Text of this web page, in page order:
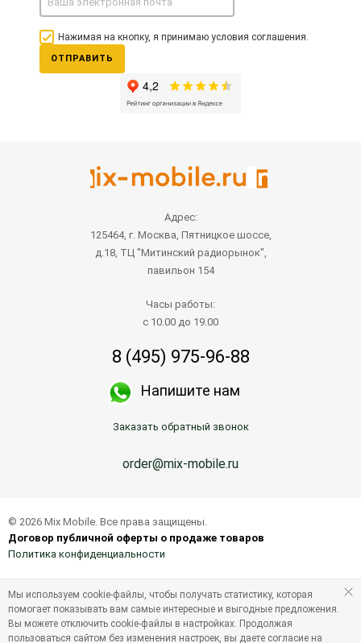
Нажимая на кнопку, я принимаю условия соглашения.
ОТПРАВИТЬ
Адрес:
125464, г. Москва, Пятницкое шоссе,
д.18, ТЦ "Митинский радиорынок",
павильон 154
Часы работы:
с 10.00 до 19.00
8 (495) 975-96-88
Напишите нам
Заказать обратный звонок
order@mix-mobile.ru
© 2026 Mix Mobile. Все права защищены.
Договор публичной оферты о продаже товаров
Политика конфиденциальности
Мы используем cookie-файлы, чтобы получать статистику, которая
помогает показывать вам самые интересные и выгодные предложения.
Вы можете отключить cookie-файлы в настройках. Продолжая
пользоваться сайтом без изменения настроек, вы даете согласие на